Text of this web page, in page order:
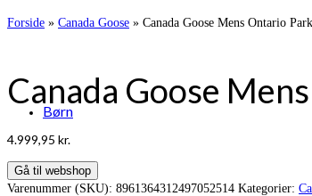
Børn
Forside » Canada Goose » Canada Goose Mens Ontario
Canada Goose
4.999,95 kr.
Gå til webshop
Varenummer (SKU): 8961364312497052514 Kategorier: